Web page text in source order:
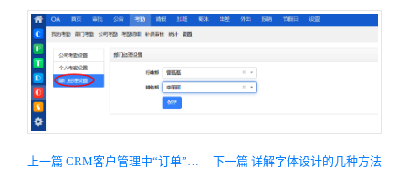
上一篇 CRM客户管理中“订单”和“合同”的区别 下一篇 详解字体设计的几种方法